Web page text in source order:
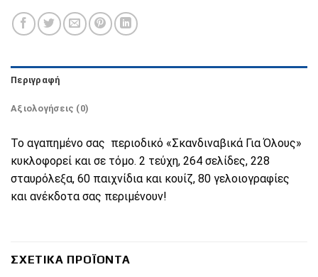
Περιγραφή
Αξιολογήσεις (0)
Το αγαπημένο σας περιοδικό «Σκανδιναβικά Για Όλους»
κυκλοφορεί και σε τόμο. 2 τεύχη, 264 σελίδες, 228
σταυρόλεξα, 60 παιχνίδια και κουίζ, 80 γελοιογραφίες
και ανέκδοτα σας περιμένουν!
ΣΧΕΤΙΚΆ ΠΡΟΪΌΝΤΑ